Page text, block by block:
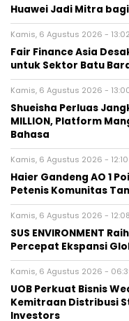
Huawei Jadi Mitra bagi
Kamis, 6 Agustus 2026 -
Fair Finance Asia
untuk Sektor Batu
Kamis, 6 Agustus 2026 -
Shueisha Perluas
MILLION, Platform
Bahasa
Kamis, 6 Agustus 2026 - 12:10
Haier Gandeng AO 1
Petenis Komunitas
Kamis, 6 Agustus 2026 -
SUS ENVIRONMENT
Percepat Ekspansi
Kamis, 6 Agustus 2026 -
UOB Perkuat Bisnis
Kemitraan Distribusi
Investors